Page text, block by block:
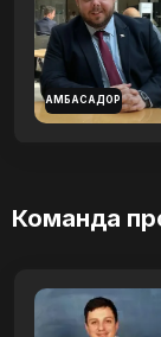
АМБАСАДОР
Команда